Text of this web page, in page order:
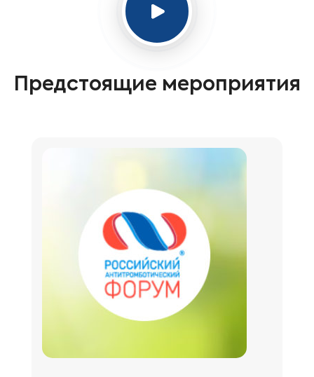
Предстоящие мероприятия